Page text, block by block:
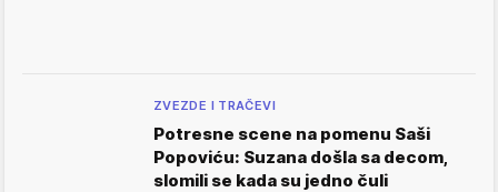
ZVEZDE I TRAČEVI
Potresne scene na pomenu Saši
Popoviću: Suzana došla sa decom,
slomili se kada su jedno čuli